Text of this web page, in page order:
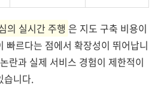
의 실시간 주행 은 지도 구축 비용이
빠르다는 점에서 확장성이 뛰어납니
란과 실제 서비스 경험이 제한적이
습니다.